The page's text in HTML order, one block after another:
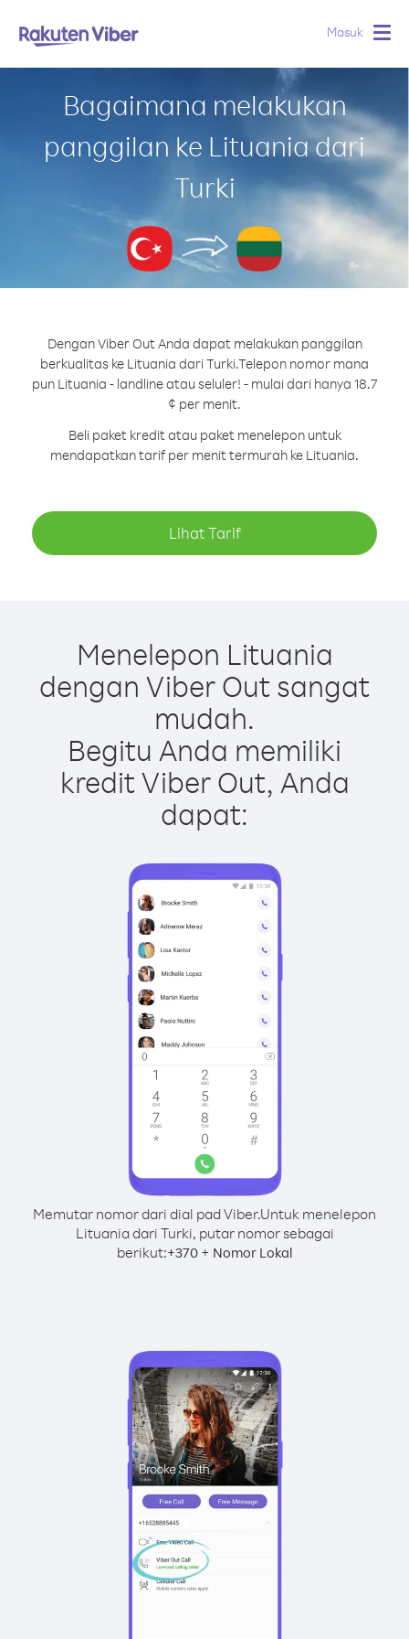
Masuk
Bagaimana melakukan
panggilan ke Lituania dari
Turki
Dengan Viber Out Anda dapat melakukan panggilan
berkualitas ke Lituania dari Turki.Telepon nomor mana
pun Lituania - landline atau seluler! - mulai dari hanya 18.7
¢ per menit.
Beli paket kredit atau paket menelepon untuk
mendapatkan tarif per menit termurah ke Lituania.
Lihat Tarif
Menelepon Lituania
dengan Viber Out sangat
mudah.
Begitu Anda memiliki
kredit Viber Out, Anda
dapat:
Memutar nomor dari dial pad Viber.Untuk menelepon
Lituania dari Turki, putar nomor sebagai
berikut:+370+ Nomor Lokal